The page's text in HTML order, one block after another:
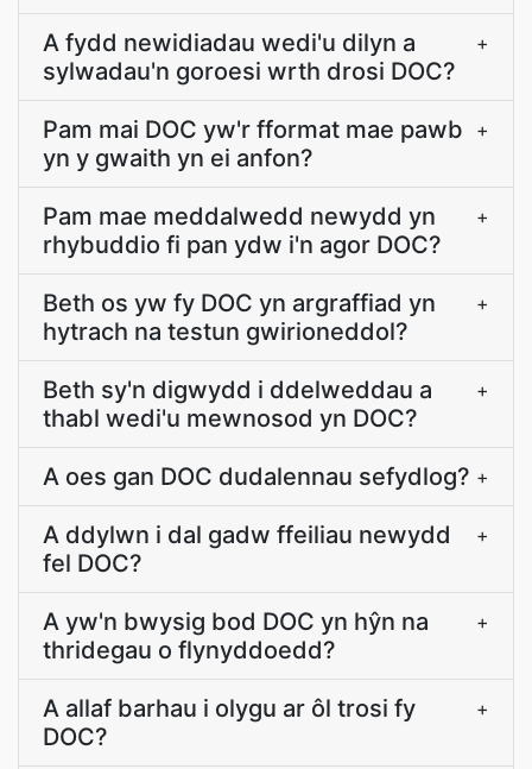
A fydd newidiadau wedi'u dilyn a
sylwadau'n goroesi wrth drosi DOC?
+
Pam mai DOC yw'r fformat mae pawb
yn y gwaith yn ei anfon?
+
Pam mae meddalwedd newydd yn
rhybuddio fi pan ydw i'n agor DOC?
+
Beth os yw fy DOC yn argraffiad yn
hytrach na testun gwirioneddol?
+
Beth sy'n digwydd i ddelweddau a
thabl wedi'u mewnosod yn DOC?
+
A oes gan DOC dudalennau sefydlog? +
A ddylwn i dal gadw ffeiliau newydd
fel DOC?
+
A yw'n bwysig bod DOC yn hŷn na
thridegau o flynyddoedd?
+
A allaf barhau i olygu ar ôl trosi fy
DOC?
+